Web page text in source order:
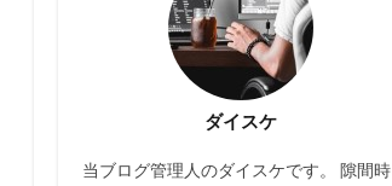
ダイスケ
当ブログ管理人のダイスケです。 隙間時